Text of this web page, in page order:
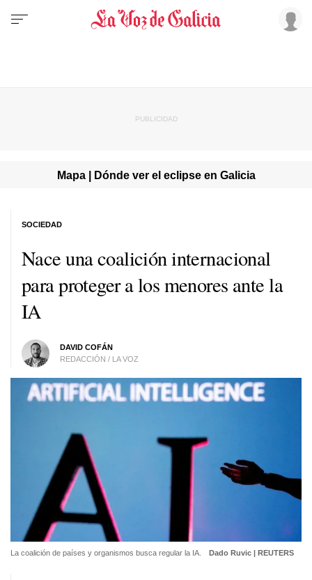
Mapa | Dónde ver el eclipse en Galicia
Nace una coalición internacional
para proteger a los menores ante la
IA
DAVID COFÁN
REDACCIÓN / LA VOZ
SOCIEDAD
La coalición de países y organismos busca regular la IA. Dado Ruvic | REUTERS